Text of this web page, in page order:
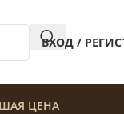
ВХОД /
ЦЕНА